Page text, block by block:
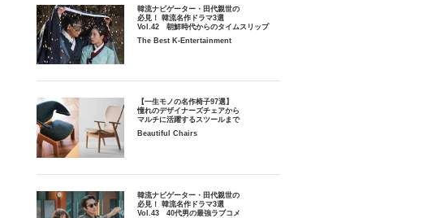
韓流ナビゲーター・田代親世の
必見！ 韓流名作ドラマ3選
Vol.42 朝鮮時代からのタイムスリップ
The Best K-Entertainment
【一生モノの名作椅子97選】
憧れのデザイナーズチェアから
マルチに活躍するスツールまで
Beautiful Chairs
韓流ナビゲーター・田代親世の
必見！ 韓流名作ドラマ3選
Vol.43 40代男の最強ラブコメ